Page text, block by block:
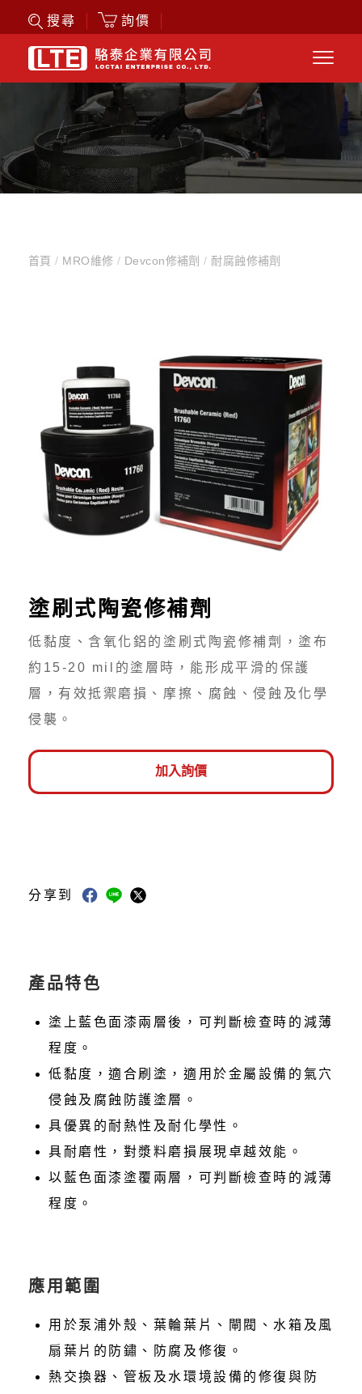
搜尋 詢價
首頁/ MRO維修 / Devcon修補劑/ 耐腐蝕修補劑
塗刷式陶瓷修補劑
低黏度、含氧化鋁的塗刷式陶瓷修補劑，塗布
約15-20 mil的塗層時，能形成平滑的保護
層，有效抵禦磨損、摩擦、腐蝕、侵蝕及化學
侵襲。
加入詢價
分享到
產品特色
塗上藍色面漆兩層後，可判斷檢查時的減薄
程度。
低黏度，適合刷塗，適用於金屬設備的氣穴
侵蝕及腐蝕防護塗層。
具優異的耐熱性及耐化學性。
具耐磨性，對漿料磨損展現卓越效能。
以藍色面漆塗覆兩層，可判斷檢查時的減薄
程度。
應用範圍
用於泵浦外殼、葉輪葉片、閘閥、水箱及風
扇葉片的防鏽、防腐及修復。
熱交換器、管板及水環境設備的修復與防